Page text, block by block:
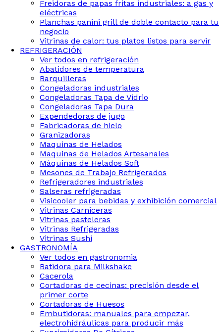
Freidoras de papas fritas industriales: a gas y
eléctricas
Planchas panini grill de doble contacto para tu
negocio
Vitrinas de calor: tus platos listos para servir
REFRIGERACIÓN
Ver todos en refrigeración
Abatidores de temperatura
Barquilleras
Congeladoras industriales
Congeladoras Tapa de Vidrio
Congeladoras Tapa Dura
Expendedoras de jugo
Fabricadoras de hielo
Granizadoras
Maquinas de Helados
Maquinas de Helados Artesanales
Máquinas de Helados Soft
Mesones de Trabajo Refrigerados
Refrigeradores industriales
Salseras refrigeradas
Visicooler para bebidas y exhibición comercial
Vitrinas Carniceras
Vitrinas pasteleras
Vitrinas Refrigeradas
Vitrinas Sushi
GASTRONOMÍA
Ver todos en gastronomia
Batidora para Milkshake
Cacerola
Cortadoras de cecinas: precisión desde el
primer corte
Cortadoras de Huesos
Embutidoras: manuales para empezar,
electrohidráulicas para producir más